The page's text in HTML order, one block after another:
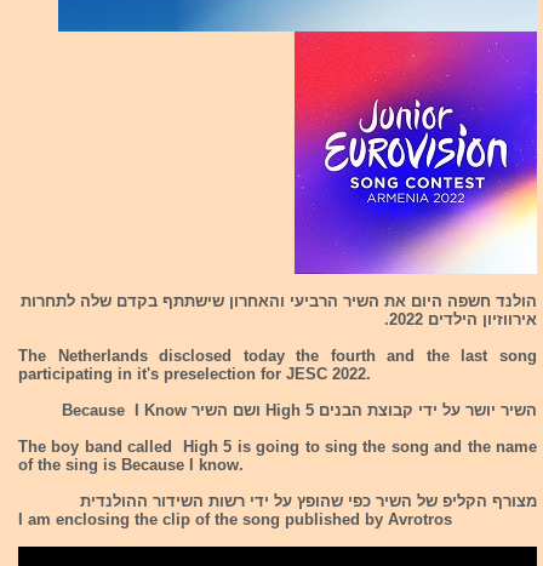
הולנד חשפה היום את השיר הרביעי והאחרון שישתתף בקדם שלה לתחרות
אירווזיון הילדים 2022.
The Netherlands disclosed today the fourth and the last song
participating in it's preselection for JESC 2022.
השיר יושר על ידי קבוצת הבנים High 5 ושם השיר Because I Know
The boy band called High 5 is going to sing the song and the name
of the sing is Because I know.
מצורף הקליפ של השיר כפי שהופץ על ידי רשות השידור ההולנדית
I am enclosing the clip of the song published by Avrotros